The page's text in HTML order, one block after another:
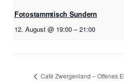
Fotostammtisch Sundern
12. August @ 19:00 – 21:00
Café Zwergenland – Offenes